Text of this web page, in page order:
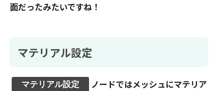
面だったみたいですね！
マテリアル設定
マテリアル設定
ノードではメッシュにマテリア